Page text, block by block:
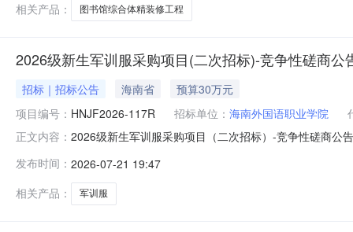
相关产品：
图书馆综合体精装修工程
2026级新生军训服采购项目(二次招标)-竞争性磋商公
招标｜招标公告 海南省
预算30万元
项目编号： HNJF2026-117R 招标单位： 海南外国语职业学院
正文内容： 2026级新生军训服采购项目（二次招标）-竞争性磋商公
（北京时间）前提交响应文件。一、项目编号：
发布时间： 2026-07-21 19:47
相关产品：
军训服